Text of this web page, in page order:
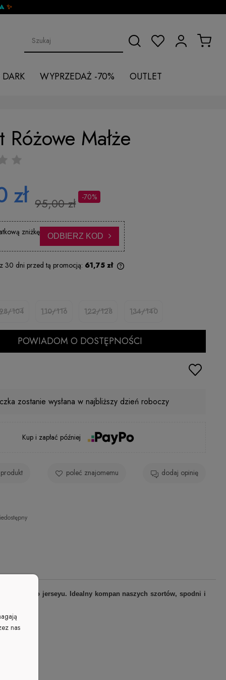
✨
WYPRZEDAŻ -70% OUTLET
Różowe Małże
zł 95,00 zł -70%
zniżkę
ODBIERZ KOD
30 dni przed tą promocją: 61,75 zł
cena od momentu, kiedy produkt
pojawił się w sprzedaży.
98/104 110/116 122/128 134/140
POWIADOM O DOSTĘPNOŚCI
zostanie wysłana w najbliższy dzień roboczy
Kup i zapłać później
poleć znajomemu dodaj opinię
jerseyu. Idealny kompan naszych szortów, spodni i
nas